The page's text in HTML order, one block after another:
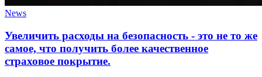
News
Увеличить расходы на безопасность - это не то же
самое, что получить более качественное
страховое покрытие.